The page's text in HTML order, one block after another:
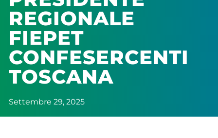
REGIONALE
FIEPET
CONFESERCENTI
TOSCANA
Settembre 29, 2025